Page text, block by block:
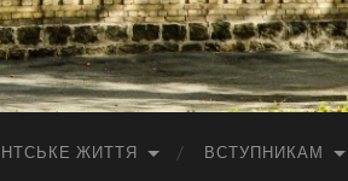
ЖИТТЯ ВСТУПНИКАМ